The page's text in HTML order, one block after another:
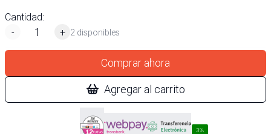
Cantidad:
-
+ 2 disponibles
Comprar ahora
Agregar al carrito
3%